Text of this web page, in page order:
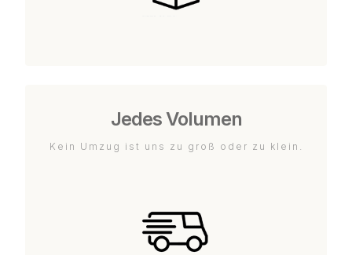
Jedes Volumen
Kein Umzug ist uns zu groß oder zu klein.